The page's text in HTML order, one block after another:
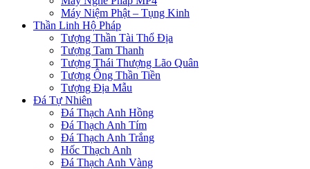
Máy Niệm Phật – Tụng Kinh
Thần Linh Hộ Pháp
Tượng Thần Tài Thổ Địa
Tượng Tam Thanh
Tượng Thái Thượng Lão Quân
Tượng Ông Thần Tiền
Tượng Địa Mẫu
Đá Tự Nhiên
Đá Thạch Anh Hồng
Đá Thạch Anh Tím
Đá Thạch Anh Trắng
Hốc Thạch Anh
Đá Thạch Anh Vàng